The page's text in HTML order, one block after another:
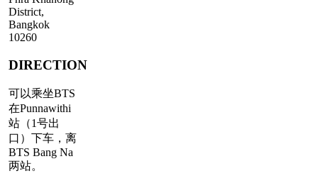
District,
Bangkok
10260
DIRECTION
可以乘坐BTS
在Punnawithi
站（1号出
口）下车，离
BTS Bang Na
两站。